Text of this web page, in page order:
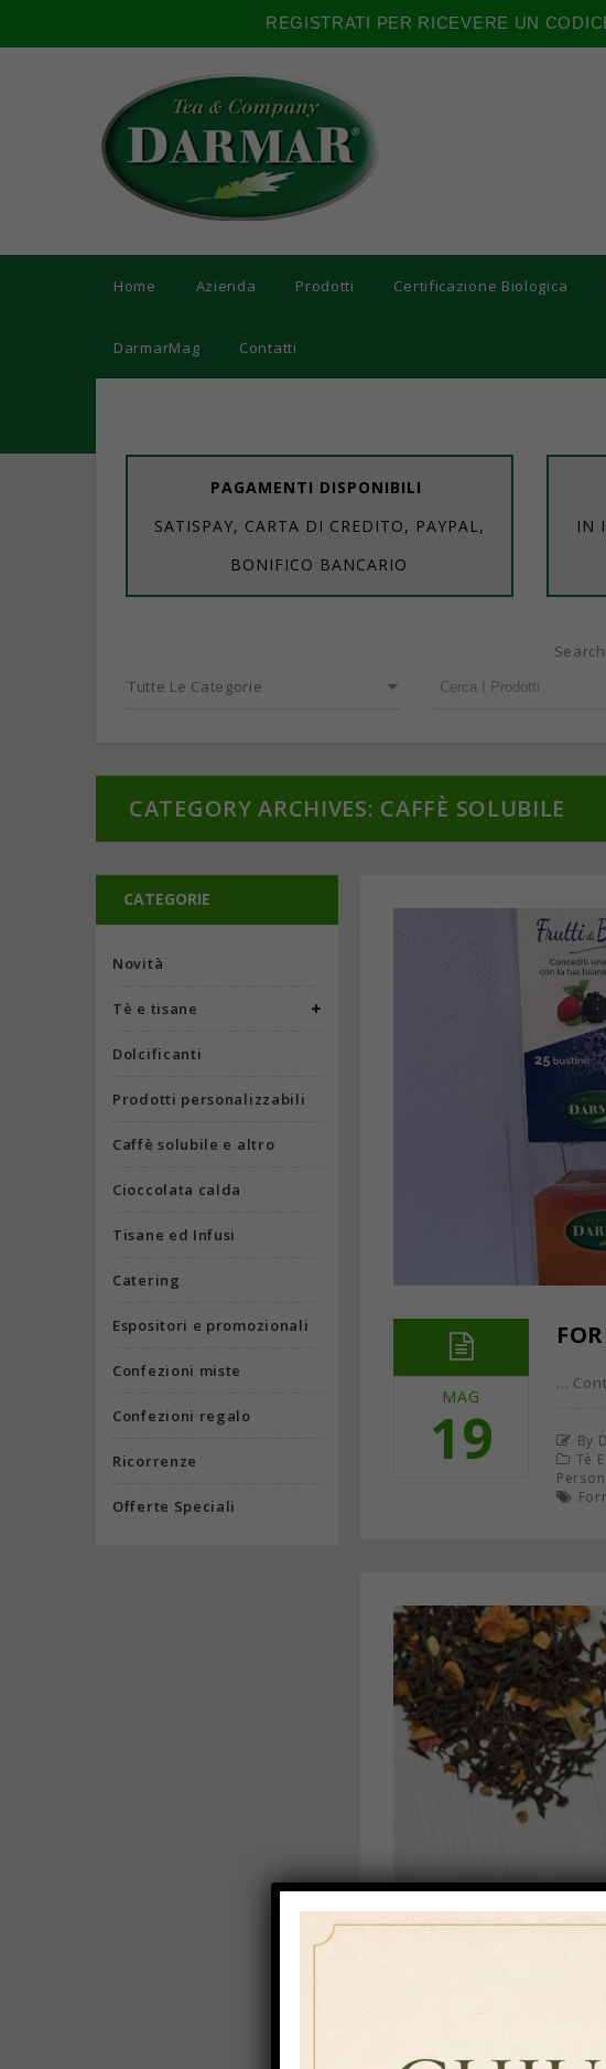
REGISTRATI PER RICEVERE UN
Home Azienda Prodotti Certificazione Biologica
DarmarMag Contatti
PAGAMENTI DISPONIBILI
SATISPAY, CARTA DI CREDITO, PAYPAL,
BONIFICO BANCARIO
IN
Search
Tutte Le Categorie
CATEGORY ARCHIVES: CAFFÈ SOLUBILE
MAG
19
…
By
Tè
CATEGORIE
Novità
Tè e tisane
Dolcificanti
Prodotti personalizzabili
Caffè solubile e altro
Cioccolata calda
Tisane ed Infusi
Catering
Espositori e promozionali
Confezioni miste
Confezioni regalo
Ricorrenze
Offerte Speciali